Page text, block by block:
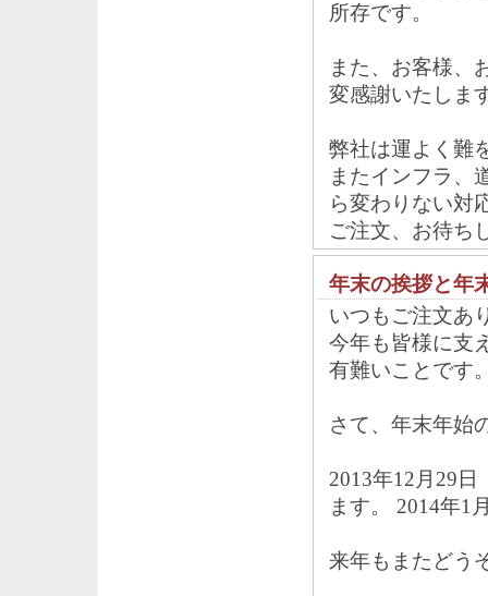
所存です。
また、お客様、
変感謝いたしま
弊社は運よく難
またインフラ、
ら変わりない対
ご注文、お待ち
年末の挨拶と年
いつもご注文あ
今年も皆様に支
有難いことです
さて、年末年始
2013年12月29
ます。 2014年1
来年もまたどう